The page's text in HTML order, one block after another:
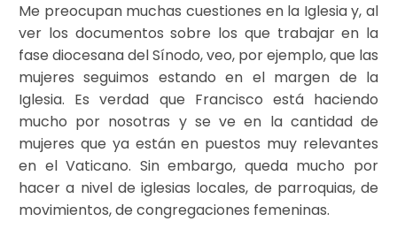
Me preocupan muchas cuestiones en la Iglesia y, al
ver los documentos sobre los que trabajar en la
fase diocesana del Sínodo, veo, por ejemplo, que las
mujeres seguimos estando en el margen de la
Iglesia. Es verdad que Francisco está haciendo
mucho por nosotras y se ve en la cantidad de
mujeres que ya están en puestos muy relevantes
en el Vaticano. Sin embargo, queda mucho por
hacer a nivel de iglesias locales, de parroquias, de
movimientos, de congregaciones femeninas.